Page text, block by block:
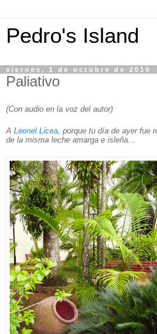
Pedro's Island
viernes, 1 de octubre de 2010
Paliativo
(Con audio en la voz del autor)
A Leonel Licea , porque tu día de ayer fue
de la misma leche amarga e isleña...